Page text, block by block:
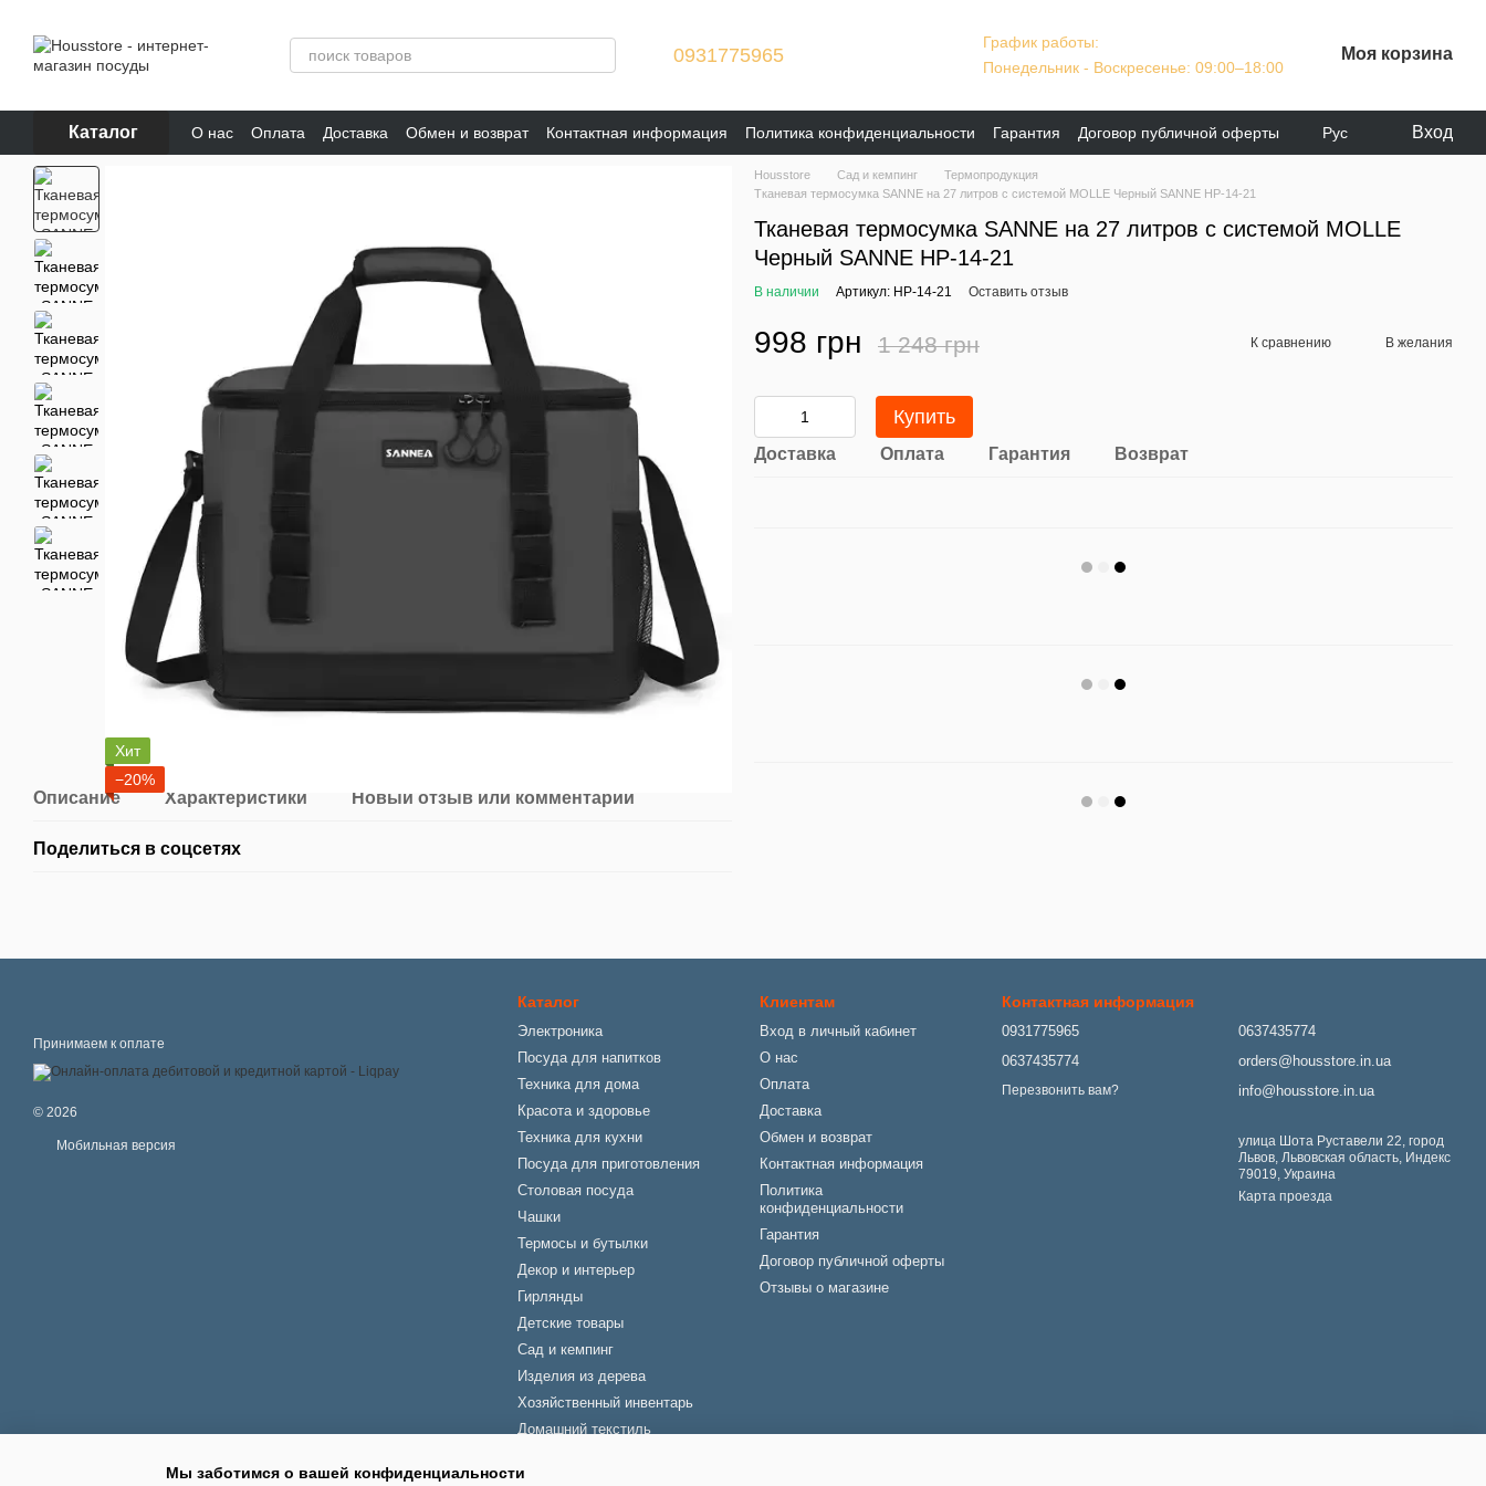
0931775965
График работы:
Понедельник - Воскресенье: 09:00–18:00
Моя корзина
Каталог О нас Оплата Доставка Обмен и возврат Контактная информация Политика конфиденциальности Гарантия
Договор публичной оферты
Отзывы о магазине
Рус Вход
Хит
−20%
Описание Характеристики Новый отзыв или комментарий
Поделиться в соцсетях
Housstore Сад и кемпинг
Термопродукция
Тканевая термосумка SANNE на 27 литров с системой MOLLE Черный SANNE HP-14-21
Тканевая термосумка SANNE на 27 литров с системой MOLLE
Черный SANNE HP-14-21
В наличии Артикул: HP-14-21 Оставить отзыв
998 грн 1 248 грн К сравнению В желания
Купить
Доставка Оплата Гарантия Возврат
Принимаем к оплате
© 2026
Мобильная версия
Каталог
Электроника
Посуда для напитков
Техника для дома
Красота и здоровье
Техника для кухни
Посуда для приготовления
Столовая посуда
Чашки
Термосы и бутылки
Декор и интерьер
Гирлянды
Детские товары
Сад и кемпинг
Изделия из дерева
Хозяйственный инвентарь
Домашний текстиль
Новогодние товары
Клиентам
Вход в личный кабинет
О нас
Оплата
Доставка
Обмен и возврат
Контактная информация
Политика
конфиденциальности
Гарантия
Договор публичной оферты
Отзывы о магазине
Контактная информация
0931775965
0637435774
Перезвонить вам?
0637435774
orders@housstore.in.ua
info@housstore.in.ua
улица Шота Руставели 22, город
Львов, Львовская область, Индекс
79019, Украина
Карта проезда
Мы заботимся о вашей конфиденциальности